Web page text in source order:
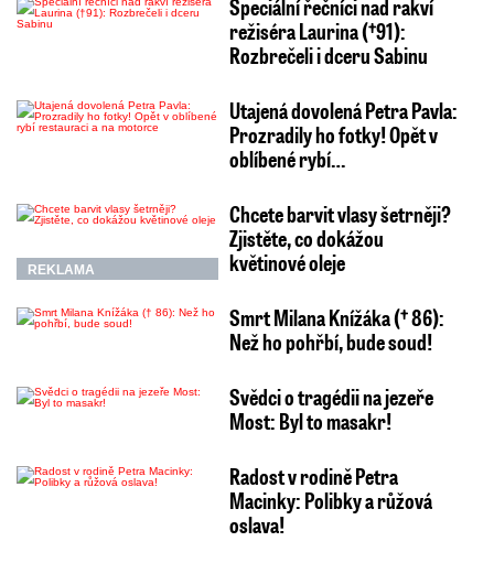
Speciální řečníci nad rakví
režiséra Laurina (†91):
Rozbrečeli i dceru Sabinu
Utajená dovolená Petra Pavla:
Prozradily ho fotky! Opět v
oblíbené rybí…
REKLAMA
Chcete barvit vlasy šetrněji?
Zjistěte, co dokážou
květinové oleje
Smrt Milana Knížáka († 86):
Než ho pohřbí, bude soud!
Svědci o tragédii na jezeře
Most: Byl to masakr!
Radost v rodině Petra
Macinky: Polibky a růžová
oslava!